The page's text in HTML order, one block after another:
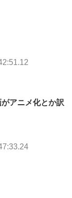
アニメ化とか訳